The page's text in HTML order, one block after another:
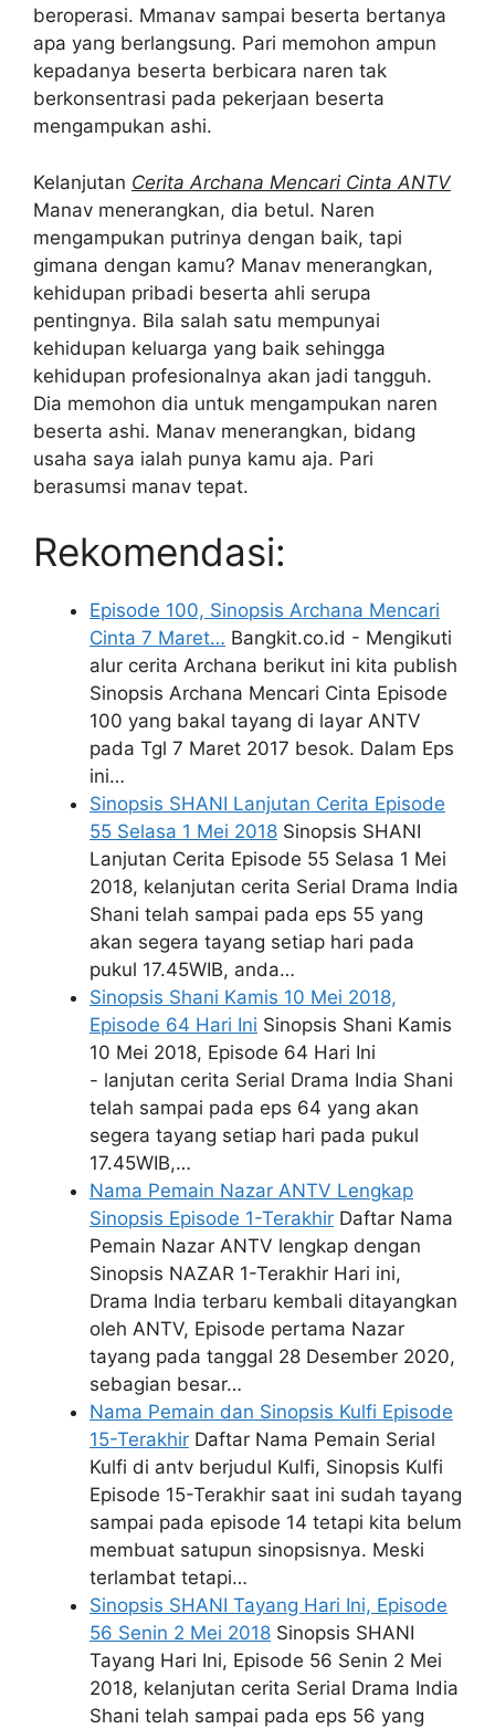
beroperasi. Mmanav sampai beserta bertanya
apa yang berlangsung. Pari memohon ampun
kepadanya beserta berbicara naren tak
berkonsentrasi pada pekerjaan beserta
mengampukan ashi.
Kelanjutan Cerita Archana Mencari Cinta ANTV
Manav menerangkan, dia betul. Naren
mengampukan putrinya dengan baik, tapi
gimana dengan kamu? Manav menerangkan,
kehidupan pribadi beserta ahli serupa
pentingnya. Bila salah satu mempunyai
kehidupan keluarga yang baik sehingga
kehidupan profesionalnya akan jadi tangguh.
Dia memohon dia untuk mengampukan naren
beserta ashi. Manav menerangkan, bidang
usaha saya ialah punya kamu aja. Pari
berasumsi manav tepat.
Rekomendasi:
Episode 100, Sinopsis Archana Mencari
Cinta 7 Maret… Bangkit.co.id - Mengikuti
alur cerita Archana berikut ini kita publish
Sinopsis Archana Mencari Cinta Episode
100 yang bakal tayang di layar ANTV
pada Tgl 7 Maret 2017 besok. Dalam Eps
ini…
Sinopsis SHANI Lanjutan Cerita Episode
55 Selasa 1 Mei 2018 Sinopsis SHANI
Lanjutan Cerita Episode 55 Selasa 1 Mei
2018, kelanjutan cerita Serial Drama India
Shani telah sampai pada eps 55 yang
akan segera tayang setiap hari pada
pukul 17.45WIB, anda…
Sinopsis Shani Kamis 10 Mei 2018,
Episode 64 Hari Ini Sinopsis Shani Kamis
10 Mei 2018, Episode 64 Hari Ini
- lanjutan cerita Serial Drama India Shani
telah sampai pada eps 64 yang akan
segera tayang setiap hari pada pukul
17.45WIB,…
Nama Pemain Nazar ANTV Lengkap
Sinopsis Episode 1-Terakhir Daftar Nama
Pemain Nazar ANTV lengkap dengan
Sinopsis NAZAR 1-Terakhir Hari ini,
Drama India terbaru kembali ditayangkan
oleh ANTV, Episode pertama Nazar
tayang pada tanggal 28 Desember 2020,
sebagian besar…
Nama Pemain dan Sinopsis Kulfi Episode
15-Terakhir Daftar Nama Pemain Serial
Kulfi di antv berjudul Kulfi, Sinopsis Kulfi
Episode 15-Terakhir saat ini sudah tayang
sampai pada episode 14 tetapi kita belum
membuat satupun sinopsisnya. Meski
terlambat tetapi…
Sinopsis SHANI Tayang Hari Ini, Episode
56 Senin 2 Mei 2018 Sinopsis SHANI
Tayang Hari Ini, Episode 56 Senin 2 Mei
2018, kelanjutan cerita Serial Drama India
Shani telah sampai pada eps 56 yang